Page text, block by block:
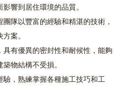
響到居住環境的品質。
隊以豐富的經驗和精湛的技術，
案。
有優異的密封性和耐候性，能夠
物結構不受損。
驗，熟練掌握各種施工技巧和工